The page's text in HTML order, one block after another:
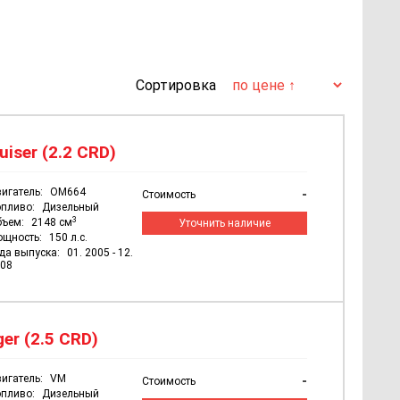
Сортировка
(2.2 CRD)
OM664
Дизельный
2148 см3
150 л.с.
выпуска:
01. 2005 - 12.
Стоимость -
Уточнить наличие
(2.5 CRD)
VM
Дизельный
Стоимость -